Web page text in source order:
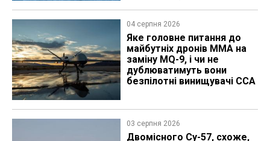
04 серпня 2026
Яке головне питання до
майбутніх дронів MMA на
заміну MQ-9, і чи не
дублюватимуть вони
безпілотні винищувачі CCA
03 серпня 2026
Двомісного Су-57, схоже,